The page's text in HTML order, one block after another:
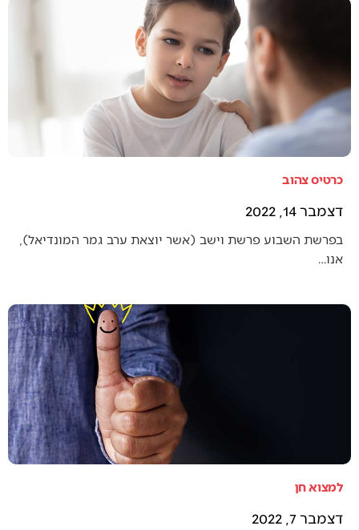
כרטיס צהוב
דצמבר 14, 2022
בפרשת השבוע פרשת וישב (אשר יוצאת ערב גמר המונדיאל),
אנו…
למצוא חן
דצמבר 7, 2022